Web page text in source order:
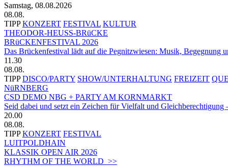
Samstag, 08.08.2026
08.08.
TIPP KONZERT FESTIVAL KULTUR
THEODOR-HEUSS-BRüCKE
BRüCKENFESTIVAL 2026
Das Brückenfestival lädt auf die Pegnitzwiesen: Musik, Begegnung
11.30
08.08.
TIPP DISCO/PARTY SHOW/UNTERHALTUNG FREIZEIT
NüRNBERG
CSD DEMO NBG + PARTY AM KORNMARKT
Seid dabei und setzt ein Zeichen für Vielfalt und
20.00
08.08.
TIPP KONZERT FESTIVAL
LUITPOLDHAIN
KLASSIK OPEN AIR 2026
RHYTHM OF THE WORLD >>